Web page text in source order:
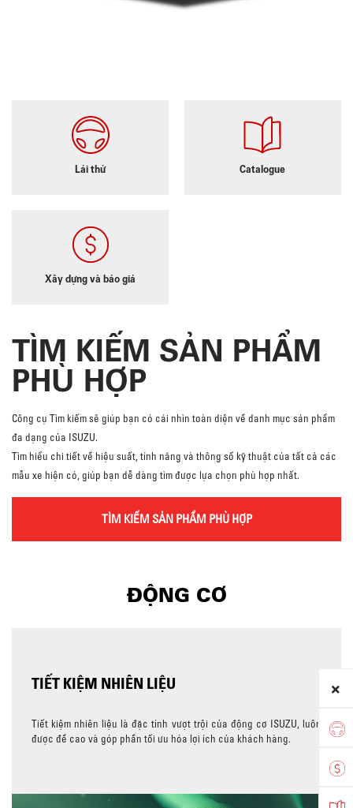
Lái thử Catalogue
Xây dựng và báo giá
TÌM KIẾM SẢN PHẨM
PHÙ HỢP
Công cụ Tìm kiếm sẽ giúp bạn có cái nhìn toàn diện về danh mục sản phẩm
đa dạng của ISUZU.
Tìm hiểu chi tiết về hiệu suất, tính năng và thông số kỹ thuật của tất cả các
mẫu xe hiện có, giúp bạn dễ dàng tìm được lựa chọn phù hợp nhất.
TÌM KIẾM SẢN PHẨM PHÙ HỢP
ĐỘNG CƠ
TIẾT KIỆM NHIÊN LIỆU
Tiết kiệm nhiên liệu là đặc tính vượt trội của động cơ ISUZU, luôn
được đề cao và góp phần tối ưu hóa lợi ích của khách hàng.